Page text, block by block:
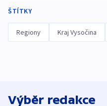
ŠTÍTKY
Regiony Kraj Vysočina
Výběr redakce